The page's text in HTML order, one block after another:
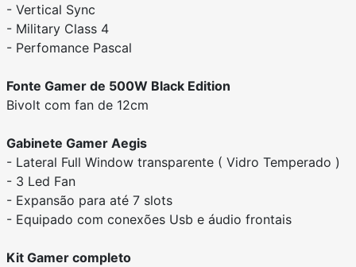
- Vertical Sync
- Military Class 4
- Perfomance Pascal
Fonte Gamer de 500W Black Edition
Bivolt com fan de 12cm
Gabinete Gamer Aegis
- Lateral Full Window transparente ( Vidro Temperado )
- 3 Led Fan
- Expansão para até 7 slots
- Equipado com conexões Usb e áudio frontais
Kit Gamer completo